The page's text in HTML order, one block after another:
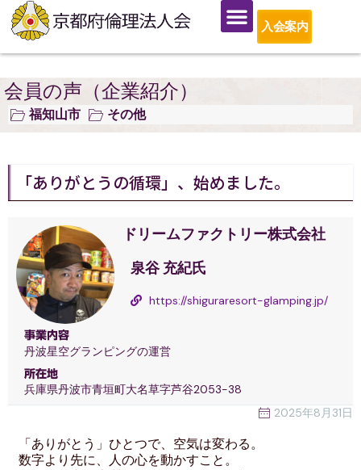
入会案内
会員の声（企業紹介）
福知山市 その他
「ありがとうの循環」、始めました。
ドリームファクトリー株式会社
泉谷 充紀氏
https://shiguraresort-glamping.jp/
事業内容
丹波星空グランピングの運営
所在地
兵庫県丹波市青垣町大名草字芦谷2053-38
2025年8月31日
「ありがとう」ひとつで、空気は変わる。
数字より先に、人の心を動かすこと。